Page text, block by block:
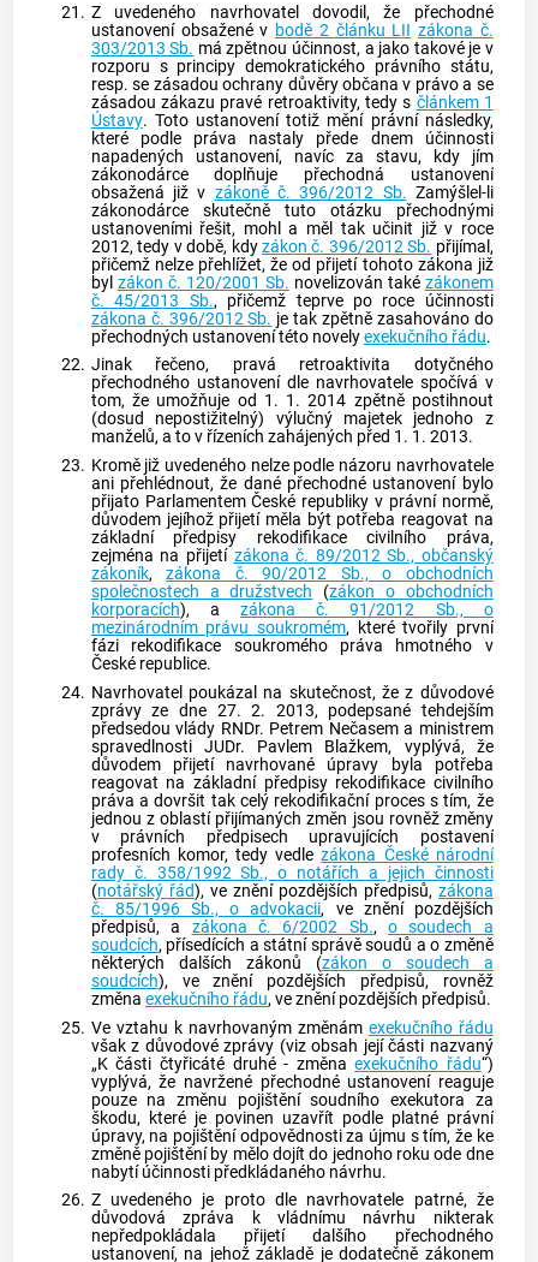
21. Z uvedeného navrhovatel dovodil, že přechodné
ustanovení obsažené v bodě 2 článku LII zákona č.
303/2013 Sb. má zpětnou účinnost, a jako takové je v
rozporu s principy demokratického právního státu,
resp. se zásadou ochrany důvěry občana v právo a se
zásadou zákazu pravé retroaktivity, tedy s článkem 1
Ústavy. Toto ustanovení totiž mění právní následky,
které podle práva nastaly přede dnem účinnosti
napadených ustanovení, navíc za stavu, kdy jím
zákonodárce doplňuje přechodná ustanovení
obsažená již v zákoně č. 396/2012 Sb. Zamýšlel-li
zákonodárce skutečně tuto otázku přechodnými
ustanoveními řešit, mohl a měl tak učinit již v roce
2012, tedy v době, kdyzákon č. 396/2012 Sb. přijímal,
přičemž nelze přehlížet, že od přijetí tohoto zákona již
byl zákon č. 120/2001 Sb. novelizován také zákonem
č. 45/2013 Sb., přičemž teprve po roce účinnosti
zákona č. 396/2012 Sb. je tak zpětně zasahováno do
přechodných ustanovení této novelyexekučního řádu.
22. Jinak řečeno, pravá retroaktivita dotyčného
přechodného ustanovení dle navrhovatele spočívá v
tom, že umožňuje od 1. 1. 2014 zpětně postihnout
(dosud nepostižitelný) výlučný majetek jednoho z
manželů, a to v řízeních zahájených před 1. 1. 2013.
23. Kromě již uvedeného nelze podle názoru navrhovatele
ani přehlédnout, že dané přechodné ustanovení bylo
přijato Parlamentem České republiky v právní normě,
důvodem jejíhož přijetí měla být potřeba reagovat na
základní předpisy rekodifikace civilního práva,
zejména na přijetí zákona č. 89/2012 Sb., občanský
zákoník,zákona č. 90/2012 Sb., o obchodních
společnostech a družstvech (zákon o obchodních
korporacích), azákona č. 91/2012 Sb., o
mezinárodním právu soukromém, které tvořily první
fázi rekodifikace soukromého práva hmotného v
České republice.
24. Navrhovatel poukázal na skutečnost, že z důvodové
zprávy ze dne 27. 2. 2013, podepsané tehdejším
předsedou vlády RNDr. Petrem Nečasem a ministrem
spravedlnosti JUDr. Pavlem Blažkem, vyplývá, že
důvodem přijetí navrhované úpravy byla potřeba
reagovat na základní předpisy rekodifikace civilního
práva a dovršit tak celý rekodifikační proces s tím, že
jednou z oblastí přijímaných změn jsou rovněž změny
v právních předpisech upravujících postavení
profesních komor, tedy vedlezákona České národní
rady č. 358/1992 Sb., o notářích a jejich činnosti
(notářský řád), ve znění pozdějších předpisů, zákona
č. 85/1996 Sb., o advokacii, ve znění pozdějších
předpisů, a zákona č. 6/2002 Sb.,o soudech a
soudcích, přísedících a státní správě soudů a o změně
některých dalších zákonů (zákon o soudech a
soudcích), ve znění pozdějších předpisů, rovněž
změna exekučního řádu, ve znění pozdějších předpisů.
25. Ve vztahu k navrhovaným změnám exekučního řádu
však z důvodové zprávy (viz obsah její části nazvaný
„K části čtyřicáté druhé - změnaexekučního řádu“)
vyplývá, že navržené přechodné ustanovení reaguje
pouze na změnu pojištění soudního exekutora za
škodu, které je povinen uzavřít podle platné právní
úpravy, na pojištění odpovědnosti za újmu s tím, že ke
změně pojištění by mělo dojít do jednoho roku ode dne
nabytí účinnosti předkládaného návrhu.
26. Z uvedeného je proto dle navrhovatele patrné, že
důvodová zpráva k vládnímu návrhu nikterak
nepředpokládala přijetí dalšího přechodného
ustanovení, na jehož základě je dodatečně zákonem